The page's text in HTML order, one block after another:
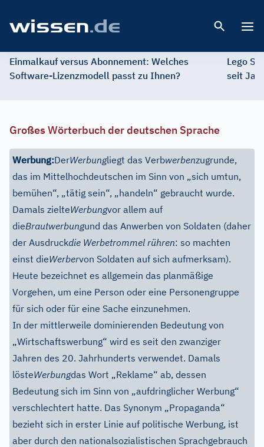
Einmalkauf versus Abonnement: Welches
Software-Lizenzmodell passt zu Ihnen?
Lego
seit
Großes Wörterbuch der deutschen Sprache
Werbung:DerWerbungliegt das Verbwerbenzugrunde,
das im Mittelhochdeutschen im Sinn von „sich umtun,
bemühen“, „tätig sein“, „handeln“ gebraucht wurde.
Damals zielteWerbungvor allem auf
dieBrautwerbungund das Anwerben von Soldaten (daher
der Ausdruckdie Werbetrommel rühren: so machten
einst dieWerbervon Soldaten auf sich aufmerksam).
Heute bezeichnet es allgemein das planmäßige
Vorgehen, um eine Person oder eine Personengruppe
für sich oder für eine Sache einzunehmen.
In der mittlerweile dominierenden Bedeutung von
„Wirtschaftswerbung“ wird es seit den zwanziger
Jahren des 20. Jahrhunderts verwendet. Damals
lösteWerbungdas Wort „Reklame“ ab, dessen
Bedeutung sich im Sinn von „aufdringlicher Werbung“
verschlechtert hatte. Das Synonym „Propaganda“
bezieht sich in erster Linie auf politische Werbung, ist
aber durch den nationalsozialistischen Sprachgebrauch